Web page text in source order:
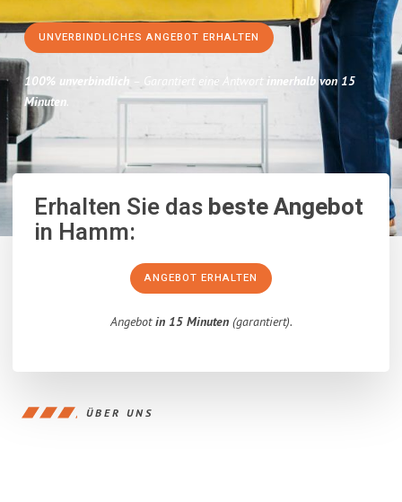
UNVERBINDLICHES ANGEBOT ERHALTEN
100% unverbindlich – Garantiert eine Antwort innerhalb von 15
Minuten.
Erhalten Sie dasbeste Angebot
in Hamm:
ANGEBOT ERHALTEN
Angebotin 15 Minuten(garantiert).
ÜBER UNS